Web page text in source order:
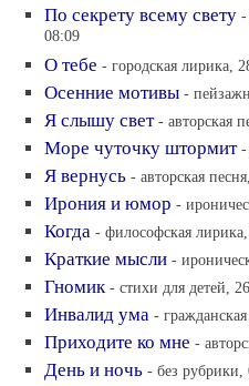
По секрету всему свету -
08:09
О тебе - городская лирика,
Осенние мотивы -
Я слышу свет - авторская
Море чуточку штормит -
Я вернусь - авторская
Ирония и юмор -
Когда - философская
Краткие мысли -
Гномик - стихи для детей,
Инвалид ума -
Приходите ко мне -
День и ночь - без рубрики,